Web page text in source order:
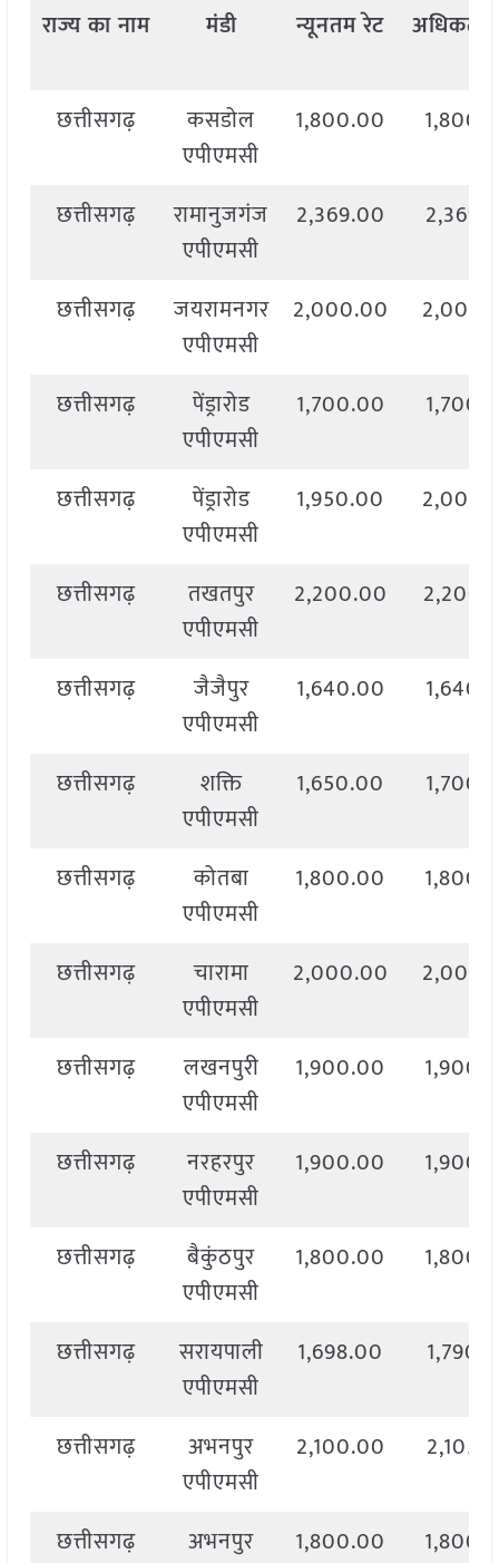
राज्यकानाम मंडी न्यूनतमरेट अधिकतम
छत्तीसगढ़
कसडोल
एपीएमसी
1,800.00
छत्तीसगढ़
रामानुजगंज
एपीएमसी
2,369.00
छत्तीसगढ़
जयरामनगर
एपीएमसी
2,000.00
छत्तीसगढ़
पेंड्रारोड
एपीएमसी
1,700.00
छत्तीसगढ़
पेंड्रारोड
एपीएमसी
1,950.00
छत्तीसगढ़
तखतपुर
एपीएमसी
2,200.00
छत्तीसगढ़
जैजैपुर
एपीएमसी
1,640.00
छत्तीसगढ़
शक्ति
एपीएमसी
1,650.00
छत्तीसगढ़
कोतबा
एपीएमसी
1,800.00
छत्तीसगढ़
चारामा
एपीएमसी
2,000.00
छत्तीसगढ़
लखनपुरी
एपीएमसी
1,900.00
छत्तीसगढ़
नरहरपुर
एपीएमसी
1,900.00
छत्तीसगढ़
बैकुंठपुर
एपीएमसी
1,800.00
छत्तीसगढ़
सरायपाली
एपीएमसी
1,698.00
छत्तीसगढ़
अभनपुर
एपीएमसी
2,100.00
छत्तीसगढ़
अभनपुर
1,800.00